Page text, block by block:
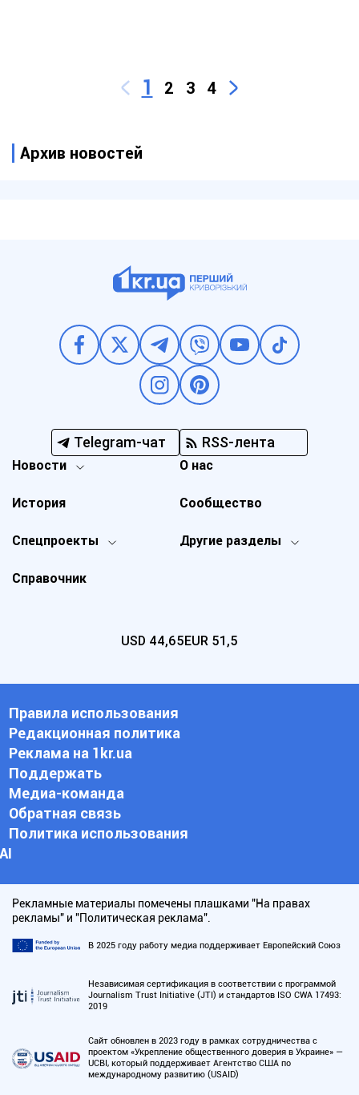
1 2 3 4
Архив новостей
Telegram-чат RSS-лента
Новости
Спецпроекты Другие разделы
История
О нас
Справочник
Сообщество
USD 44,65EUR 51,5
Правила использования
Редакционная политика
Реклама на 1kr.ua
Поддержать
Медиа-команда
Обратная связь
Политика использования
АI
Рекламные материалы помечены плашками "На правах
рекламы" и "Политическая реклама".
В 2025 году работу медиа поддерживает Европейский Союз
Независимая сертификация в соответствии с программой
Journalism Trust Initiative (JTI) и стандартов ISO CWA 17493:
2019
Сайт обновлен в 2023 году в рамках сотрудничества с
проектом «Укрепление общественного доверия в Украине» —
UCBI, который поддерживает Агентство США по
международному развитию (USAID)